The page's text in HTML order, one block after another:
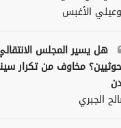
الأغبس
هل يسير المجلس
مخاوف من تكرار
الجبري